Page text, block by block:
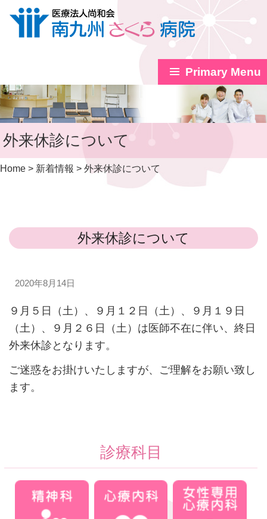
Primary Menu
外来休診について
Home > 新着情報 > 外来休診について
外来休診について
2020年8月14日
９月５日（土）、９月１２日（土）、９月１９日
（土）、９月２６日（土）は医師不在に伴い、終日
外来休診となります。
ご迷惑をお掛けいたしますが、ご理解をお願い致し
ます。
診療科目